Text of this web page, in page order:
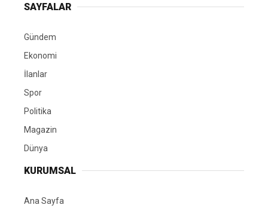
SAYFALAR
Gündem
Ekonomi
İlanlar
Spor
Politika
Magazin
Dünya
KURUMSAL
Ana Sayfa